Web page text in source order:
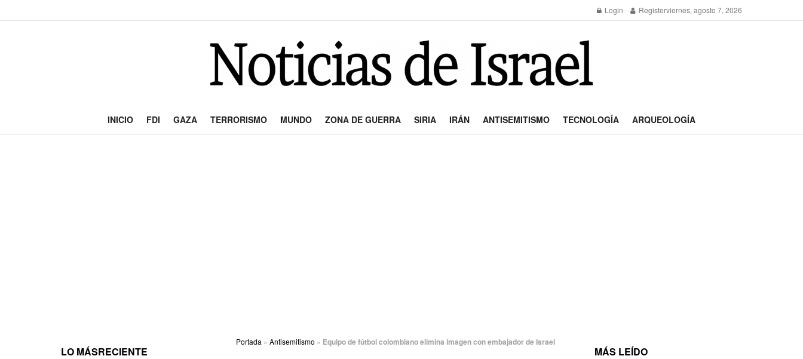
Login Registerviernes, agosto 7, 2026
INICIO FDI GAZA TERRORISMO MUNDO ZONA DE GUERRA SIRIA IRÁN ANTISEMITISMO TECNOLOGÍA ARQUEOLOGÍA
Portada » Antisemitismo » Equipo de fútbol colombiano elimina imagen con embajador de Israel
LO MÁSRECIENTE MÁS LEÍDO